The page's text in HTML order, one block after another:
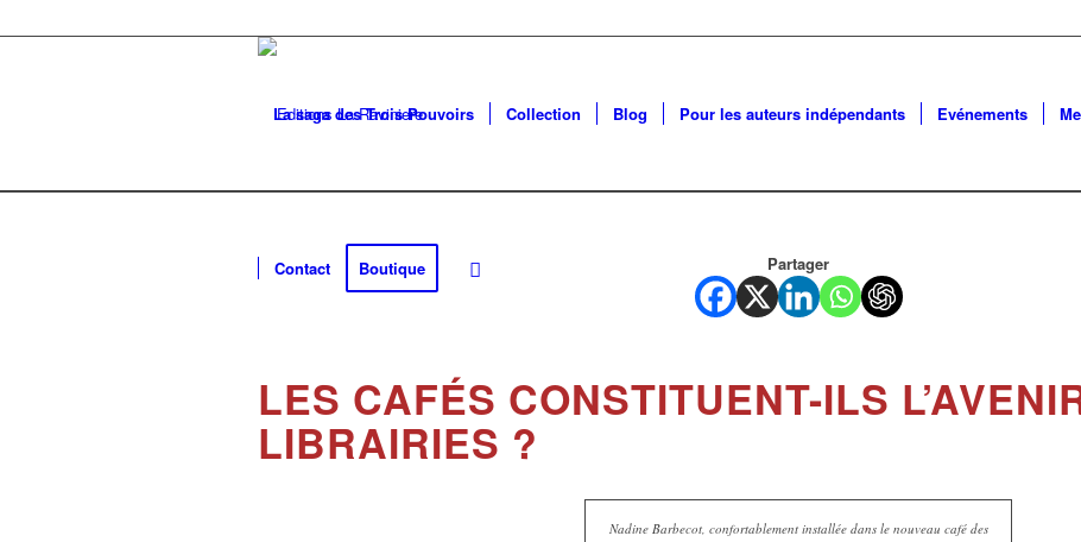
La saga des Trois Pouvoirs Collection Blog Pour les auteurs indépendants Evénements
Contact Boutique Partager
LES CAFÉS CONSTITUENT-ILS
LIBRAIRIES ?
Nadine Barbecot, confortablement installée dans le nouveau café des